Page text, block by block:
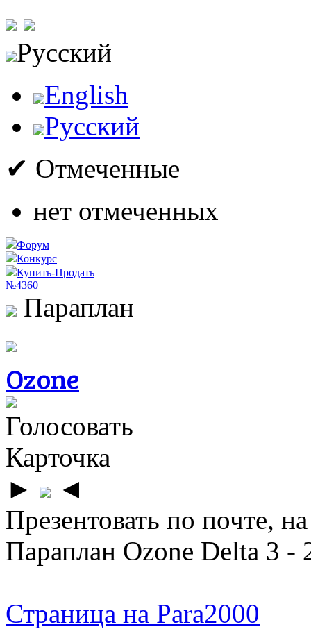
Русский
English
Русский
✔ Отмеченные
нет отмеченных
Форум
Конкурс
Купить-Продать
№4360
Параплан
Ozone
Голосовать
Карточка
►
◄
Презентовать по почте,
Параплан Ozone Delta 3
Страница на Para2000